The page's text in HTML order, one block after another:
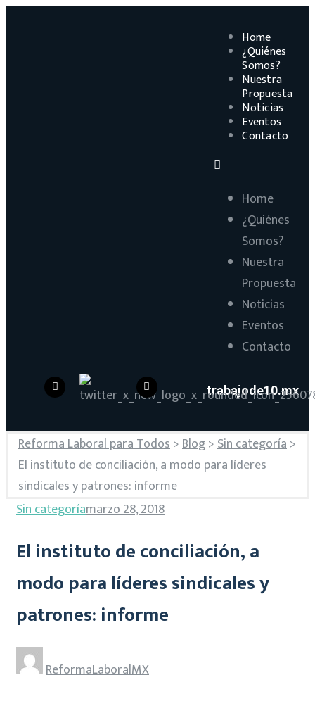
Home
¿Quiénes
Somos?
Nuestra
Propuesta
Noticias
Eventos
Contacto
Home
¿Quiénes
Somos?
Nuestra
Propuesta
Noticias
Eventos
Contacto
trabajode10.mx
Reforma Laboral para Todos>Blog>Sin categoría>
El instituto de conciliación, a modo para líderes
sindicales y patrones: informe
Sin categoríamarzo 28, 2018
El instituto de conciliación, a
modo para líderes sindicales y
patrones: informe
ReformaLaboralMX